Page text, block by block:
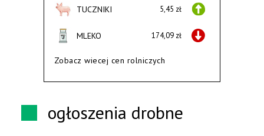
TUCZNIKI 5,45 zł
MLEKO 174,09 zł
Zobacz wiecej cen rolniczych
ogłoszenia drobne